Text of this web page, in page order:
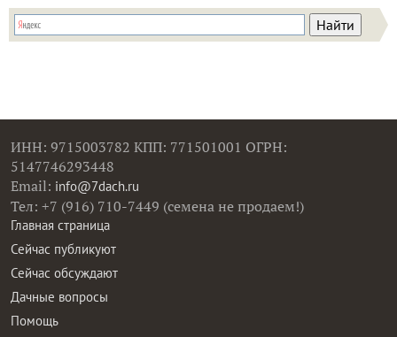
ИНН: 9715003782 КПП: 771501001 ОГРН:
5147746293448
Email: info@7dach.ru
Тел: +7 (916) 710-7449 (семена не продаем!)
Главная страница
Сейчас публикуют
Сейчас обсуждают
Дачные вопросы
Помощь